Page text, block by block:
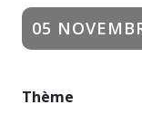
05
Thème